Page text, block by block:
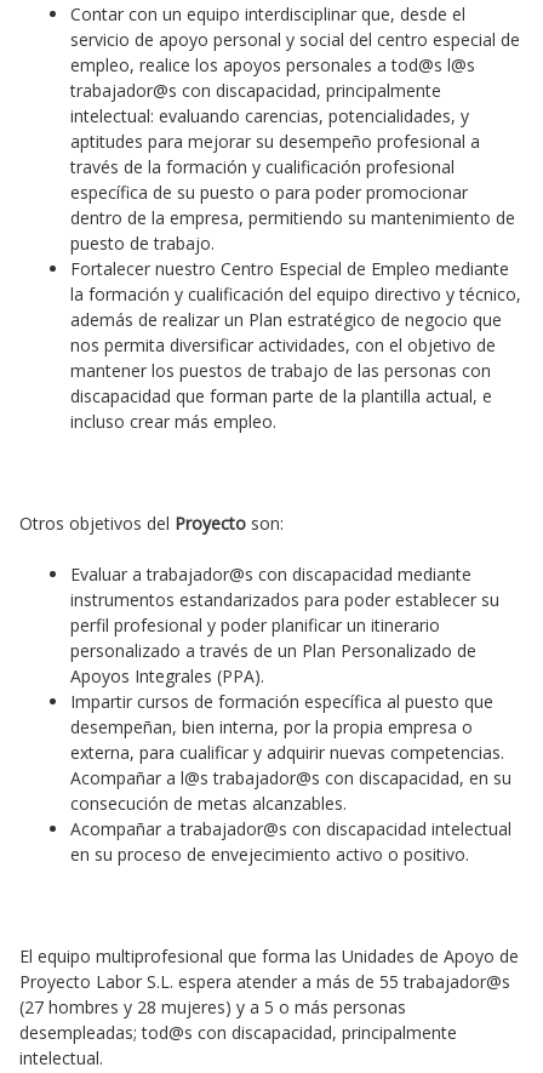
Contar con un equipo interdisciplinar que, desde el
servicio de apoyo personal y social del centro especial de
empleo, realice los apoyos personales a tod@s l@s
trabajador@s con discapacidad, principalmente
intelectual: evaluando carencias, potencialidades, y
aptitudes para mejorar su desempeño profesional a
través de la formación y cualificación profesional
específica de su puesto o para poder promocionar
dentro de la empresa, permitiendo su mantenimiento de
puesto de trabajo.
Fortalecer nuestro Centro Especial de Empleo mediante
la formación y cualificación del equipo directivo y técnico,
además de realizar un Plan estratégico de negocio que
nos permita diversificar actividades, con el objetivo de
mantener los puestos de trabajo de las personas con
discapacidad que forman parte de la plantilla actual, e
incluso crear más empleo.
Otros objetivos del Proyectoson:
Evaluar a trabajador@s con discapacidad mediante
instrumentos estandarizados para poder establecer su
perfil profesional y poder planificar un itinerario
personalizado a través de un Plan Personalizado de
Apoyos Integrales (PPA).
Impartir cursos de formación específica al puesto que
desempeñan, bien interna, por la propia empresa o
externa, para cualificar y adquirir nuevas competencias.
Acompañar a l@s trabajador@s con discapacidad, en su
consecución de metas alcanzables.
Acompañar a trabajador@s con discapacidad intelectual
en su proceso de envejecimiento activo o positivo.
El equipo multiprofesional que forma las Unidades de Apoyo de
Proyecto Labor S.L. espera atender a más de 55 trabajador@s
(27 hombres y 28 mujeres) y a 5 o más personas
desempleadas; tod@s con discapacidad, principalmente
intelectual.